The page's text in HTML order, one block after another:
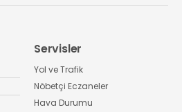
Servisler
Yol ve Trafik
Nöbetçi Eczaneler
Hava Durumu